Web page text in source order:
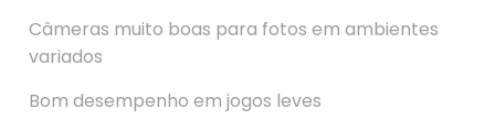
Câmeras muito boas para fotos em ambientes
variados
Bom desempenho em jogos leves